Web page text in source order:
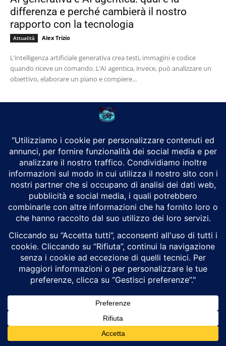
differenza e perché cambierà il nostro
rapporto con la tecnologia
Attualità Alex Trizio
L’intelligenza artificiale generativa crea testi, immagini e codice
quando riceve un comando. L’AI agentica, invece, può analizzare un
obiettivo, elaborare un piano e compiere...
Odissea di Nolan diventa un’esca per falsi
streaming che rubano dati e carte
Cybersecurity Laura Antonelli
Siti in più lingue promettono la visione gratuita del film di
Christopher Nolan, ma conducono a moduli che raccolgono
credenziali personali e informazioni bancarie. La...